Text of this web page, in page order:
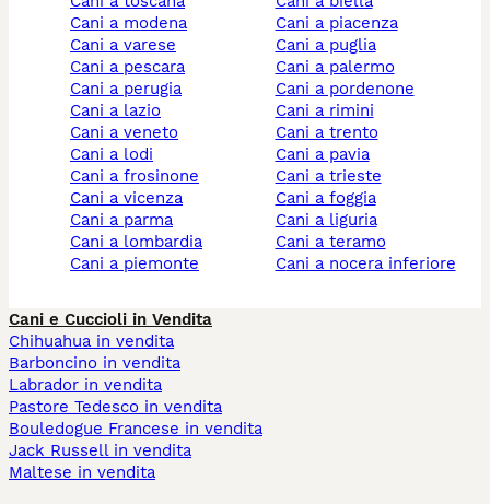
cani a modena
cani a varese
cani a pescara
cani a perugia
cani a lazio
cani a veneto
cani a lodi
cani a frosinone
cani a vicenza
cani a parma
cani a lombardia
cani a piemonte
cani a piacenza
cani a puglia
cani a palermo
cani a pordenone
cani a rimini
cani a trento
cani a pavia
cani a trieste
cani a foggia
cani a liguria
cani a teramo
cani a nocera inferiore
Cani e Cuccioli in Vendita
Chihuahua in vendita
Barboncino in vendita
Labrador in vendita
Pastore Tedesco in vendita
Bouledogue Francese in vendita
Jack Russell in vendita
Maltese in vendita